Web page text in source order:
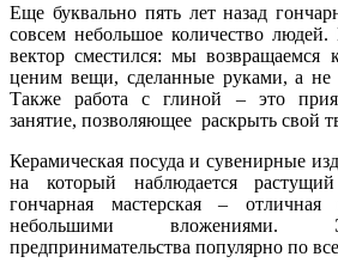
Еще буквально пять лет назад
совсем небольшое количество
вектор сместился: мы возвращаемся
ценим вещи, сделанные руками, а не
Также работа с глиной – это
занятие, позволяющее раскрыть свой
Керамическая посуда и сувенирные
на который наблюдается
гончарная мастерская –
небольшими вложениями.
предпринимательства популярно по